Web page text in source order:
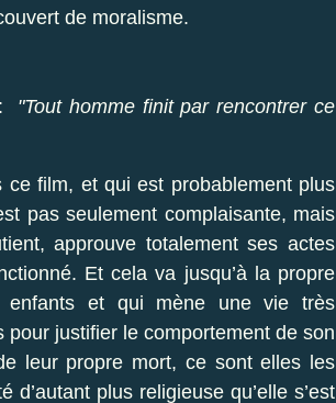
de moralisme.
"Tout homme finit par rencontrer ce
film, et qui est probablement plus
pas seulement complaisante, mais
approuve totalement ses actes
Et cela va jusqu’à la propre
enfants et qui mène une vie très
justifier le comportement de son
leur propre mort, ce sont elles les
plus religieuse qu’elle s’est